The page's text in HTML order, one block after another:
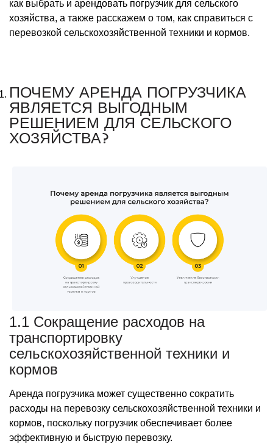
как выбрать и арендовать погрузчик для сельского
хозяйства, а также расскажем о том, как справиться с
перевозкой сельскохозяйственной техники и кормов.
ПОЧЕМУ АРЕНДА ПОГРУЗЧИКА
ЯВЛЯЕТСЯ ВЫГОДНЫМ
РЕШЕНИЕМ ДЛЯ СЕЛЬСКОГО
ХОЗЯЙСТВА?
1.1 Сокращение расходов на
транспортировку
сельскохозяйственной техники и
кормов
Аренда погрузчика может существенно сократить
расходы на перевозку сельскохозяйственной техники и
кормов, поскольку погрузчик обеспечивает более
эффективную и быструю перевозку.